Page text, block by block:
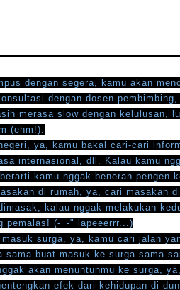
dengan segera, kamu akan
dengan dosen
merasa slow dengan kelulusan,
(ehm!).
ya, kamu bakal cari-cari
internasional, dll. Kalau kamu
kamu nggak beneran pengen
di rumah, ya, cari masakan
kalau nggak melakukan
pemalas! (-_-" lapeeerrr...)
surga, ya, kamu cari jalan
sama buat masuk ke surga sama-
akan menuntunmu ke surga,
efek dari kehidupan di